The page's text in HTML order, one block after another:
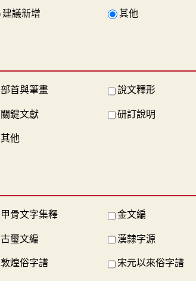
建議新增 其他
部首與筆畫 說文釋形
關鍵文獻 研訂說明
其他
甲骨文字集釋 金文編
古璽文編 漢隸字源
敦煌俗字譜 宋元以來俗字譜